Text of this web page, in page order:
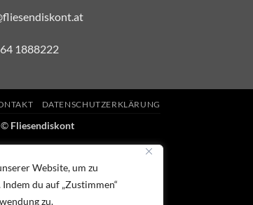
Website, um zu
du auf „Zustimmen“
zu.
1888222
DATENSCHUTZERKLÄRUNG
© Fliesendiskont